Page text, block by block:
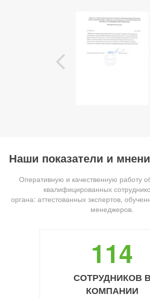
Наши показатели и
Оперативную и качественную работу
квалифицированных
органа: аттестованных экспертов,
менеджеров.
114
СОТРУДНИКОВ
КОМПАНИИ